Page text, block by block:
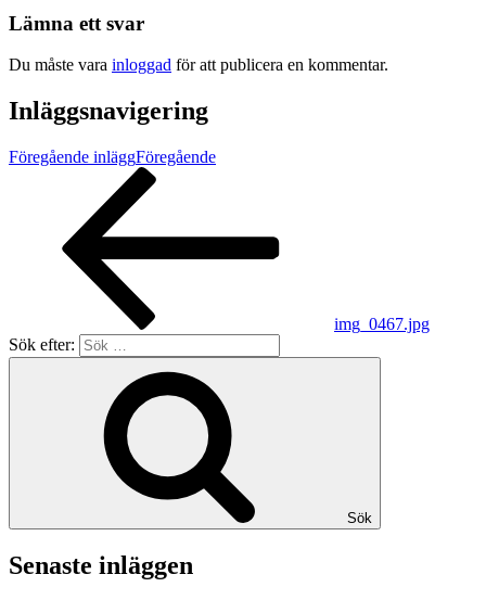
Lämna ett svar
Du måste vara inloggad för att publicera en kommentar.
Inläggsnavigering
Föregående inläggFöregående
img_0467.jpg
Sök efter:
Sök
Senaste inläggen